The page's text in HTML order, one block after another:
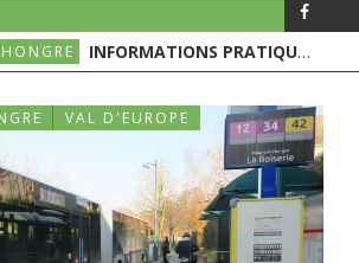
INFORMATIONS PRATIQUES POUR LE 1ER TOURS DES ÉLECTIONS MUNICIPALES
VAL D'EUROPE